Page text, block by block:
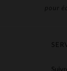
pour